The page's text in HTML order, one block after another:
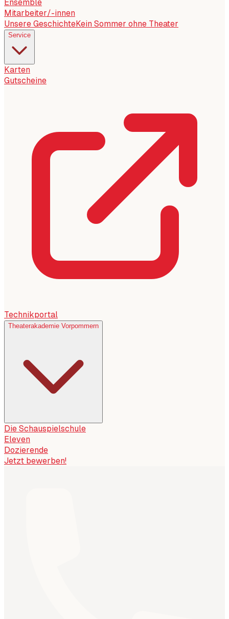
Ensemble
Mitarbeiter/-innen
Unsere GeschichteKein Sommer ohne Theater
Service
Karten
Gutscheine
Technikportal
Theaterakademie Vorpommern
Die Schauspielschule
Eleven
Dozierende
Jetzt bewerben!